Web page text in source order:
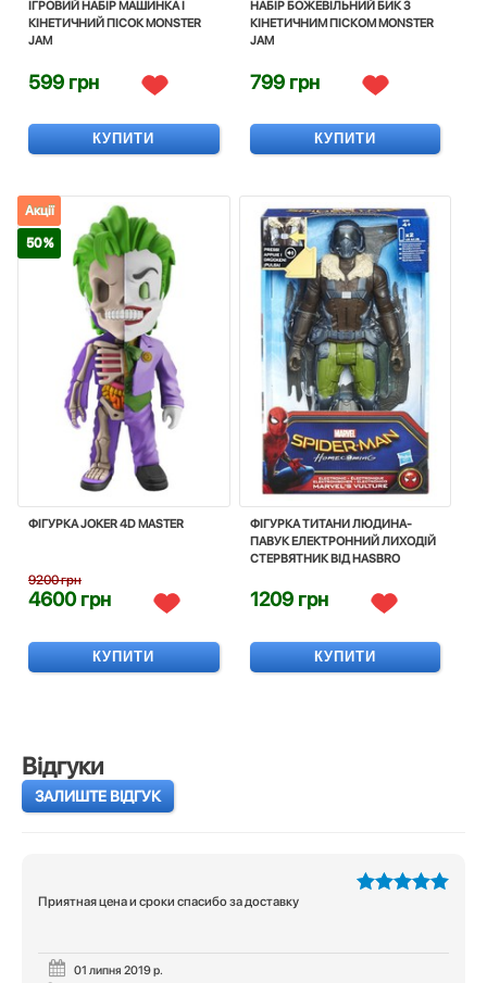
ІГРОВИЙ НАБІР МАШИНКА І
КІНЕТИЧНИЙ ПІСОК MONSTER
JAM
599 грн
КУПИТИ
НАБІР БОЖЕВІЛЬНИЙ БИК З
КІНЕТИЧНИМ ПІСКОМ MONSTER
JAM
799 грн
КУПИТИ
ФIГУРКА JOKER 4D MASTER
Акції
50 %
9200 грн
4600 грн
КУПИТИ
ФІГУРКА ТИТАНИ ЛЮДИНА-
ПАВУК ЕЛЕКТРОННИЙ ЛИХОДІЙ
СТЕРВЯТНИК ВІД HASBRO
1209 грн
КУПИТИ
Відгуки
ЗАЛИШТЕ ВІДГУК
Приятная цена и сроки спасибо за доставку
01 липня 2019 р.